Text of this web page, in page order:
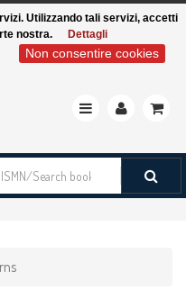
Toggle
Utilizzando tali servizi, accetti
nostra.
Dettagli
Non consentire cookies